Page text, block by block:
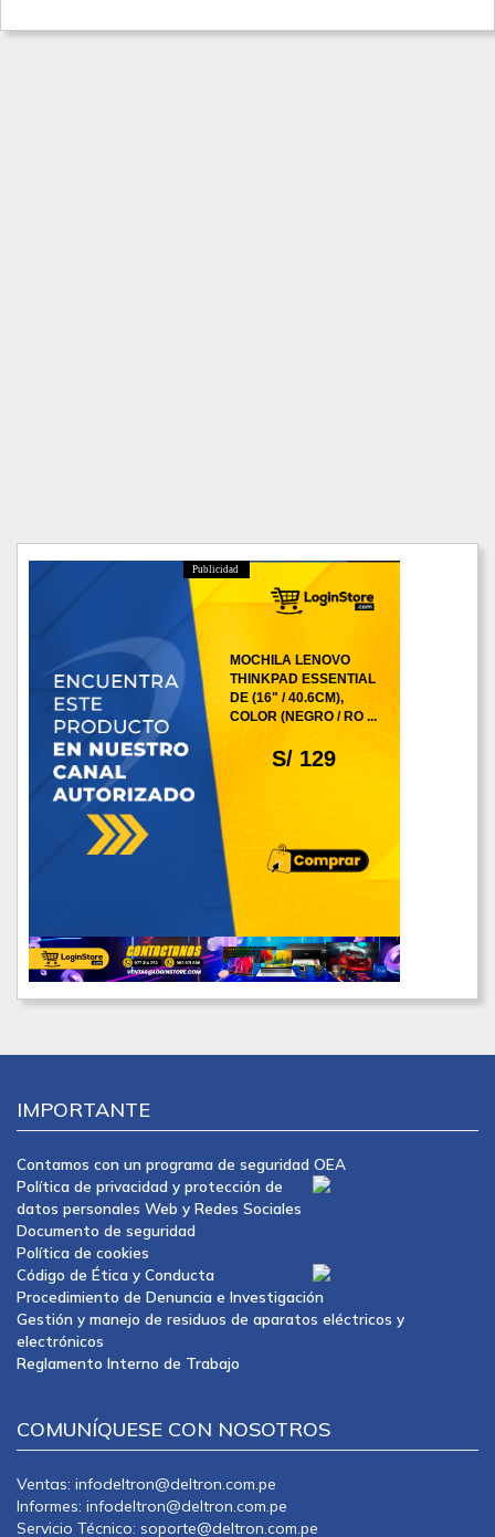
Publicidad
S/ 129
MOCHILA LENOVO
THINKPAD ESSENTIAL
DE (16" / 40.6CM),
COLOR (NEGRO / RO ...
IMPORTANTE
Contamos con un programa de seguridad OEA
Política de privacidad y protección de
datos personales Web y Redes Sociales
Documento de seguridad
Política de cookies
Código de Ética y Conducta
Procedimiento de Denuncia e Investigación
Gestión y manejo de residuos de aparatos eléctricos y
electrónicos
Reglamento Interno de Trabajo
COMUNÍQUESE CON NOSOTROS
Ventas: infodeltron@deltron.com.pe
Informes: infodeltron@deltron.com.pe
Servicio Técnico: soporte@deltron.com.pe